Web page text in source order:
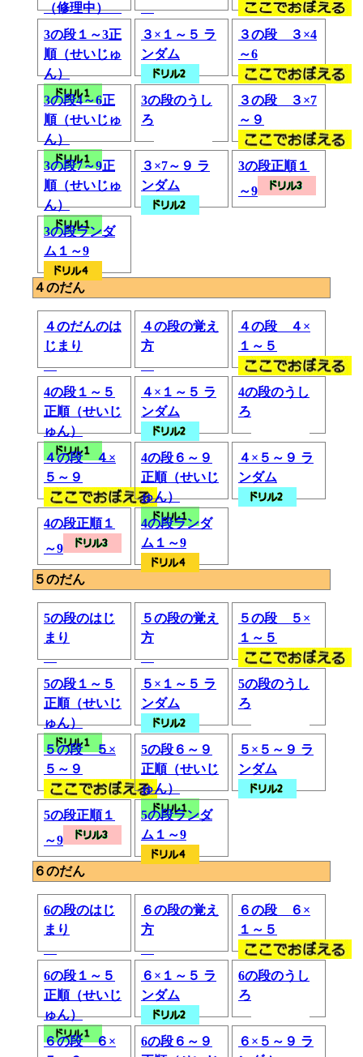
（修理中）
3の段１～3正
順（せいじゅ
ん）
３×１～５ ラ
ンダム
３の段 ３×4
～6
3の段4～6正
順（せいじゅ
ん）
3の段のうし
ろ
３の段 ３×7
～９
3の段7～9正
順（せいじゅ
ん）
３×7～９ ラ
ンダム
3の段正順１
～9
3の段ランダ
ム１～9
４のだん
４のだんのは
じまり
４の段の覚え
方
４の段 ４×
１～５
4の段１～５
正順（せいじ
ゅん）
４×１～５ ラ
ンダム
4の段のうし
ろ
４の段 ４×
５～９
4の段６～９
正順（せいじ
ゅん）
４×５～９ ラ
ンダム
4の段正順１
～9
4の段ランダ
ム１～9
５のだん
5の段のはじ
まり
５の段の覚え
方
５の段 ５×
１～５
5の段１～５
正順（せいじ
ゅん）
５×１～５ ラ
ンダム
5の段のうし
ろ
５の段 ５×
５～９
5の段６～９
正順（せいじ
ゅん）
５×５～９ ラ
ンダム
5の段正順１
～9
5の段ランダ
ム１～9
６のだん
6の段のはじ
まり
６の段の覚え
方
６の段 ６×
１～５
6の段１～５
正順（せいじ
ゅん）
６×１～５ ラ
ンダム
6の段のうし
ろ
６の段 ６×
6の段６～９
６×５～９ ラ